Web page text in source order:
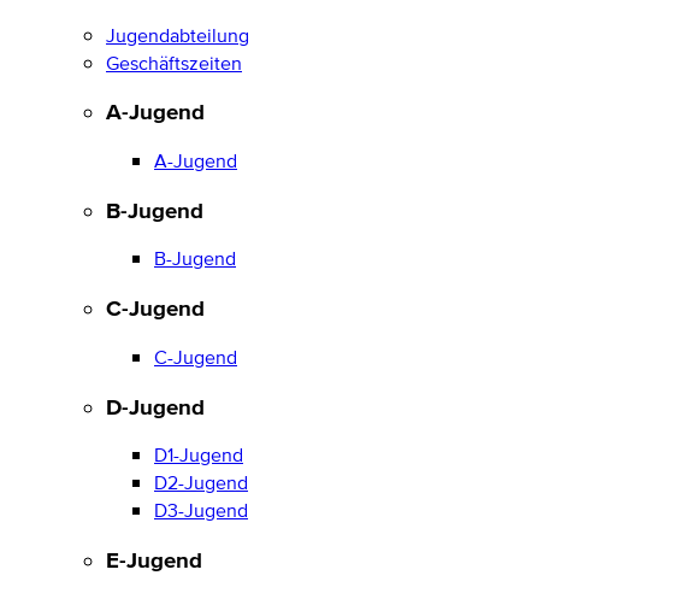
Jugendabteilung
Geschäftszeiten
A-Jugend
A-Jugend
B-Jugend
B-Jugend
C-Jugend
C-Jugend
D-Jugend
D1-Jugend
D2-Jugend
D3-Jugend
E-Jugend